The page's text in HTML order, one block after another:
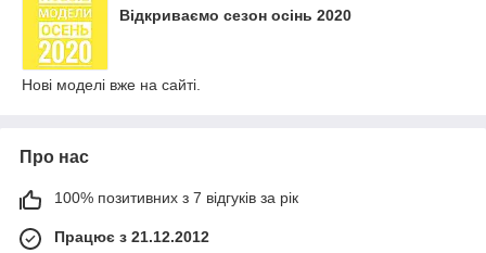
Відкриваємо сезон осінь 2020
Нові моделі вже на сайті.
Про нас
100% позитивних з 7 відгуків за рік
Працює з 21.12.2012